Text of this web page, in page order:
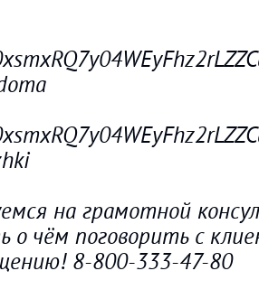
на грамотной
о чём поговорить с
8-800-333-47-80